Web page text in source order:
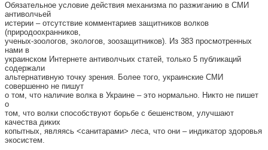
Обязательное условие действия механизма по разжиганию в СМИ
антиволчьей
истерии – отсутствие комментариев защитников волков
(природоохранников,
ученых-зоологов, экологов, зоозащитников). Из 383 просмотренных
нами в
украинском Интернете антиволчьих статей, только 5 публикаций
содержали
альтернативную точку зрения. Более того, украинские СМИ
совершенно не пишут
о том, что наличие волка в Украине – это нормально. Никто не пишет
о
том, что волки способствуют борьбе с бешенством, улучшают
качества диких
копытных, являясь <санитарами> леса, что они – индикатор здоровья
экосистем.